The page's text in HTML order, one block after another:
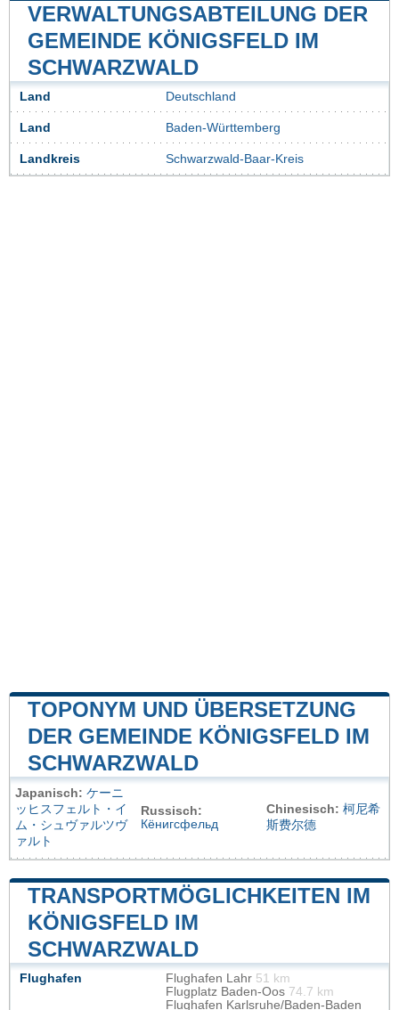
VERWALTUNGSABTEILUNG DER
GEMEINDE KÖNIGSFELD IM
SCHWARZWALD
Land Deutschland
Land Baden-Württemberg
Landkreis Schwarzwald-Baar-Kreis
TOPONYM UND ÜBERSETZUNG
DER GEMEINDE KÖNIGSFELD IM
SCHWARZWALD
Japanisch: ケーニ
ッヒスフェルト・イ
ム・シュヴァルツヴ
ァルト
Russisch:
Кёнигсфельд
Chinesisch: 柯尼希
斯费尔德
TRANSPORTMÖGLICHKEITEN IM
KÖNIGSFELD IM
SCHWARZWALD
Flughafen Flughafen Lahr 51 km
Flugplatz Baden-Oos 74.7 km
Flughafen Karlsruhe/Baden-Baden